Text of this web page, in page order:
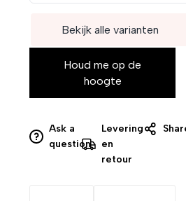
Bekijk alle varianten
Houd me op de
hoogte
Ask a
question
Levering
en
retour